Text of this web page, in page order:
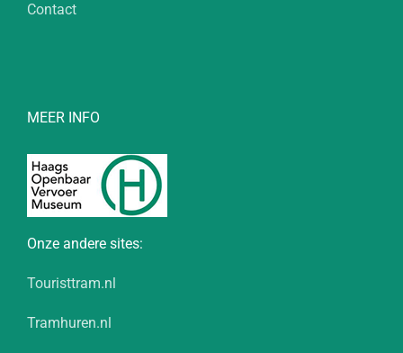
Contact
MEER INFO
Onze andere sites:
Touristtram.nl
Tramhuren.nl